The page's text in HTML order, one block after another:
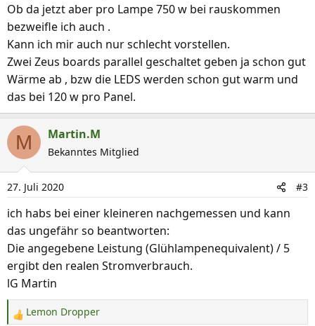
n
:
Ob da jetzt aber pro Lampe 750 w bei rauskommen
bezweifle ich auch .
Kann ich mir auch nur schlecht vorstellen.
Zwei Zeus boards parallel geschaltet geben ja schon gut
Wärme ab , bzw die LEDS werden schon gut warm und
das bei 120 w pro Panel.
M Martin.M
Bekanntes Mitglied
27. Juli 2020 #3
ich habs bei einer kleineren nachgemessen und kann
das ungefähr so beantworten:
Die angegebene Leistung (Glühlampenequivalent) / 5
ergibt den realen Stromverbrauch.
lG Martin
R
Lemon Dropper